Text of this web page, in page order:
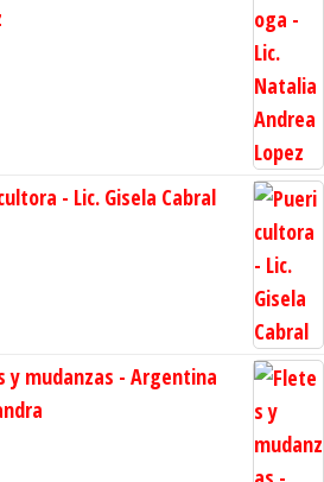
- Lic. Gisela Cabral
y mudanzas - Argentina